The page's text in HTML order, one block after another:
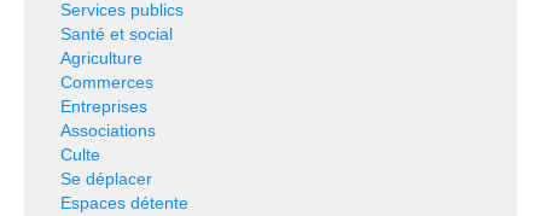
Services publics
Santé et social
Agriculture
Commerces
Entreprises
Associations
Culte
Se déplacer
Espaces détente